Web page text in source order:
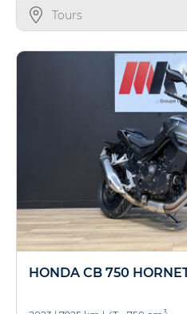
Tours
HONDA CB 750
3